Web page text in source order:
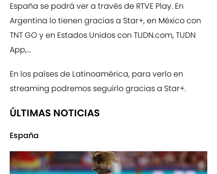
España se podrá ver a través de RTVE Play. En
Argentina lo tienen gracias a Star+, en México con
TNT GO y en Estados Unidos con TUDN.com, TUDN
App,...
En los países de Latinoamérica, para verlo en
streaming podremos seguirlo gracias a Star+.
ÚLTIMAS NOTICIAS
España